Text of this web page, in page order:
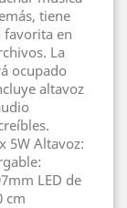
tiene
favorita en
La
ocupado
altavoz
5W Altavoz:
LED de
cm